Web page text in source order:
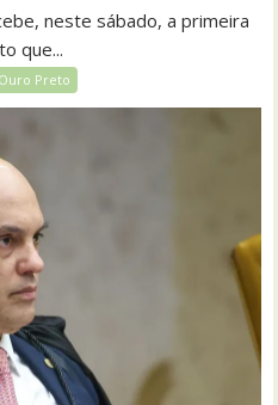
neste sábado, a primeira
que...
Ouro Preto